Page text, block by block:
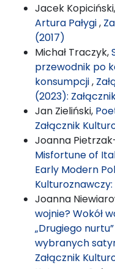
Jacek Kopiciński,
Artura Pałygi,
(2017)
Michał Traczyk,
przewodnik po
konsumpcji,
(2023):
Jan Zieliński,
Załącznik
Joanna
Misfortune of
Early Modern
Kulturoznawczy:
Joanna
wojnie? Wokół
„Drugiego
wybranych
Załącznik